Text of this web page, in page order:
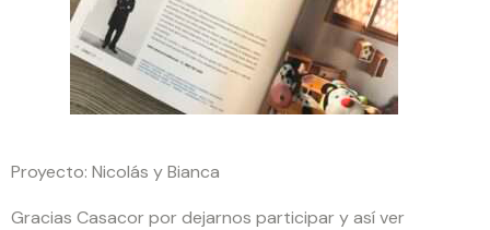
Proyecto: Nicolás y Bianca
Gracias Casacor por dejarnos participar y así ver